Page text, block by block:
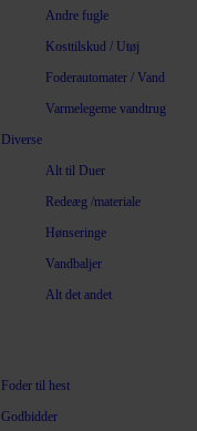
Andre fugle
Kosttilskud / Utøj
Foderautomater / Vand
Varmelegeme vandtrug
Diverse
Alt til Duer
Redeæg /materiale
Hønseringe
Vandbaljer
Alt det andet
Foder til hest
Godbidder